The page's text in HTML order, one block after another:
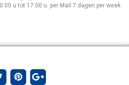
u tot 17.00 u. per Mail 7 dagen per week